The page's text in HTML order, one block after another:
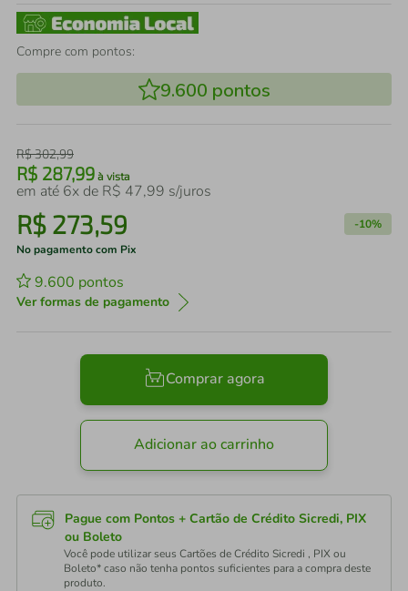
Compre com pontos:
9.600 pontos
R$302,99
R$ 287,99 à vista
em até 6x de R$ 47,99 s/juros
R$ 273,59 -10%
No pagamento com Pix
9.600 pontos
Ver formas de pagamento
Comprar agora
Adicionar ao carrinho
Pague com Pontos + Cartão de Crédito Sicredi, PIX
ou Boleto
Você pode utilizar seus Cartões de Crédito Sicredi , PIX ou
Boleto* caso não tenha pontos suficientes para a compra deste
produto.